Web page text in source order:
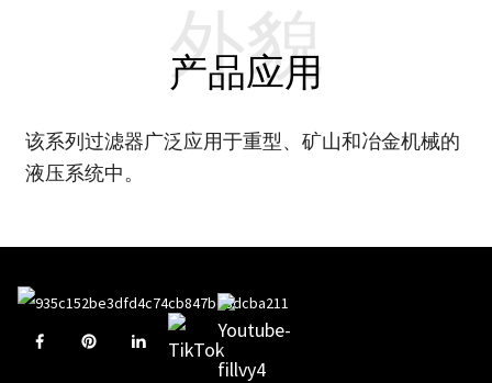
产品应用
外貌
该系列过滤器广泛应用于重型、矿山和冶金机械的
液压系统中。